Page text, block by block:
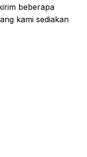
beberapa
kami sediakan